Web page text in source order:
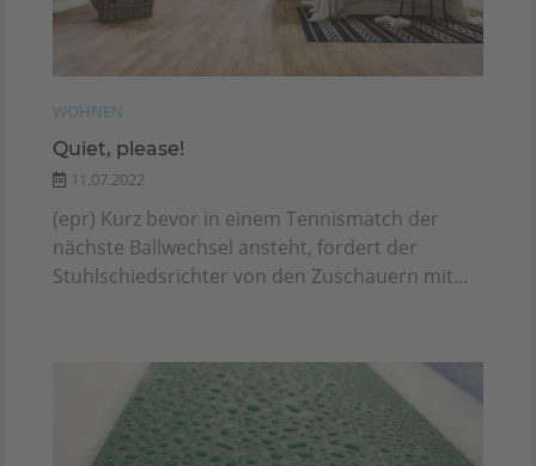
WOHNEN
Quiet, please!
11.07.2022
(epr) Kurz bevor in einem Tennismatch der
nächste Ballwechsel ansteht, fordert der
Stuhlschiedsrichter von den Zuschauern mit...